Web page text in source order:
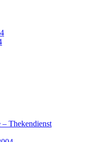
Thekendienst